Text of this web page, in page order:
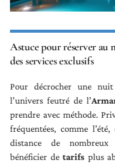
Astuce pour réserver
des services exclusifs
Pour décrocher une
l’univers feutré de l’
prendre avec méthode.
fréquentées, comme
distance de
bénéficier detarifs plus